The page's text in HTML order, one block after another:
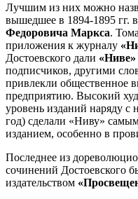
Лучшим из них можно
вышедшее в 1894-1895 гг.
Федоровича Маркса.
приложения к журналу
Достоевского дали «Ниве»
подписчиков, другими
привлекли общественное
предприятию. Высокий
уровень изданий наряду с
год) сделали «Ниву»
изданием, особенно в
Последнее из
сочинений Достоевского
издательством